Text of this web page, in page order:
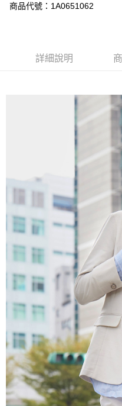
相關說明
１．簡單：不需註冊會員、不需綁
２．便利：只要手機號碼，簡訊認
【「AFTEE先享後付」結帳流程】
１．於結帳方式選擇「AFTEE先
結帳頁面，進行簡訊認證並確認
２．訂單成立數日內，您將收到
３．收到繳費通知簡訊後14天內
ATM／網路銀行／等多元方式進
※ 請注意：結帳手續完成當下不
購買商品的店家。未經商家同意
後付繳納相關費用。
※ 交易是否成功請以「AFTEE先
是否繳費成功／繳費後需取消欲
客戶支援中心」https://
【注意事項】
１．透過由恩沛科技股份有限公
易，需依本服務之必要範圍內提
權轉讓予恩沛科技股份有限公司。
２．關於個人資料處理事宜，請瀏
https://aftee.tw/terms/#terms3
３．未成年的使用者請事先徵得
「AFTEE先享後付」，若未經同
任。
４．使用「AFTEE先享後付」時
時審查核予不同之上限額度；若
請求用戶進行身份認證。
５．嚴禁一人註冊多個帳號或使
恩沛科技股份有限公司將有權停
全家--滿2000元免運
付款後全家取貨---滿2000元免
每筆NT$60，滿NT$2,000(含
7-11--滿2000元免運
每筆NT$60，滿NT$2,000(含
付款後7-11取貨---滿2000元免
每筆NT$60，滿NT$2,000(含
宅配-滿2000元免運
每筆NT$120，滿NT$2,000(
商品代號：1A0651062
詳細說明